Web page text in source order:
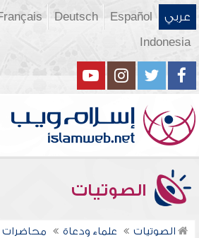
عربي Español
Deutsch
Indonesia
الصوتيات
الصوتيات علماء ودعاة
محاضرات